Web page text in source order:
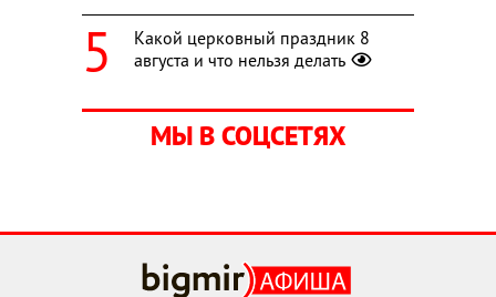
Какой церковный праздник 8
августа и что нельзя делать
МЫ В СОЦСЕТЯХ